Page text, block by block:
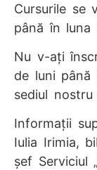
Cursurile se
până în luna
Nu v-aţi
de luni până
sediul nostru
Informaţii
Iulia Irimia,
şef Serviciul